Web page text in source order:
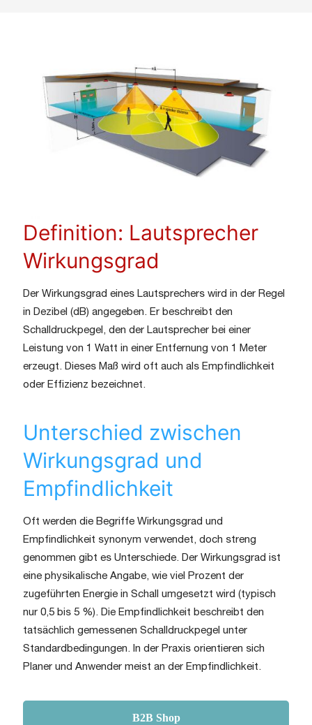
Definition: Lautsprecher
Wirkungsgrad
Der Wirkungsgrad eines Lautsprechers wird in der Regel
in Dezibel (dB) angegeben. Er beschreibt den
Schalldruckpegel, den der Lautsprecher bei einer
Leistung von 1 Watt in einer Entfernung von 1 Meter
erzeugt. Dieses Maß wird oft auch als Empfindlichkeit
oder Effizienz bezeichnet.
Unterschied zwischen
Wirkungsgrad und
Empfindlichkeit
Oft werden die Begriffe Wirkungsgrad und
Empfindlichkeit synonym verwendet, doch streng
genommen gibt es Unterschiede. Der Wirkungsgrad ist
eine physikalische Angabe, wie viel Prozent der
zugeführten Energie in Schall umgesetzt wird (typisch
nur 0,5 bis 5 %). Die Empfindlichkeit beschreibt den
tatsächlich gemessenen Schalldruckpegel unter
Standardbedingungen. In der Praxis orientieren sich
Planer und Anwender meist an der Empfindlichkeit.
B2B Shop